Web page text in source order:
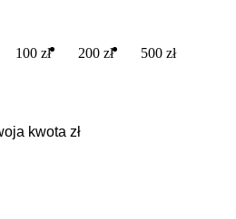
100 zł 200 zł 500 zł